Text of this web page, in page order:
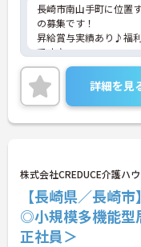
長崎市南山手町に位置
の募集です！
昇給賞与実績あり♪福
です♪
ご興味のある方には、
させていただきますの
い。
詳細を見
株式会社CREDUCE介護ハ
【長崎県／長崎
◎小規模多機能型
正社員＞